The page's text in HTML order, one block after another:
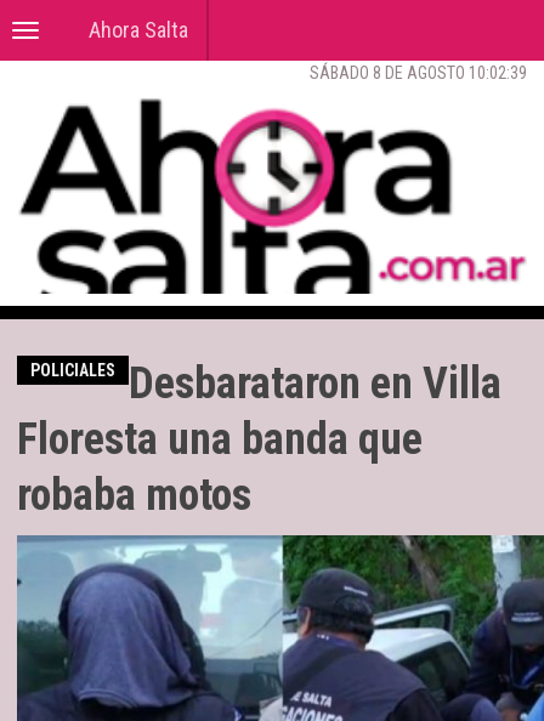
Toggle
navigation
Ahora Salta
SÁBADO 8 DE AGOSTO 10:02:40
POLICIALES
Desbarataron en Villa
Floresta una banda que
robaba motos